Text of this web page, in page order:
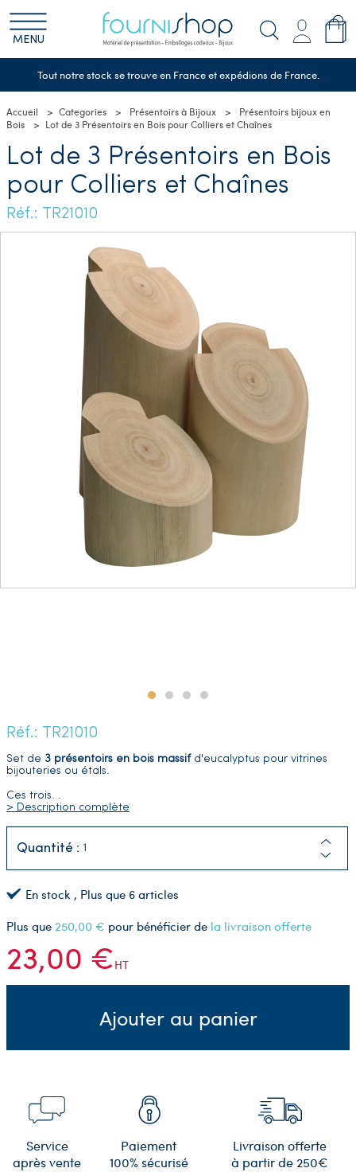
MENU
Tout notre stock se trouve en France et expédions de France.
Accueil Categories Présentoirs à Bijoux
Présentoirs bijoux en
Bois
Lot de 3 Présentoirs en Bois pour Colliers et Chaînes
Lot de 3 Présentoirs en Bois
pour Colliers et Chaînes
Réf.: TR21010
Réf.: TR21010
Set de 3 présentoirs en bois massifd'eucalyptus pour vitrines
bijouteries ou étals.
Ces trois…
> Description complète
Quantité :
En stock , Plus que 6 articles
Plus que 250,00 € pour bénéficier de la livraison offerte
23,00 €HT
Ajouter au panier
Service
après vente
Paiement
100% sécurisé
Livraison offerte
à partir de 250€